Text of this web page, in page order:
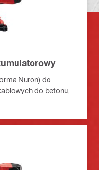
Nuron) do
do betonu,